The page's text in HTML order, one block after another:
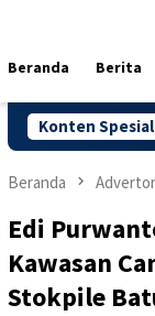
Beranda Berita
Konten Spesial
Beranda
Edi
Kawasan
Stokpile